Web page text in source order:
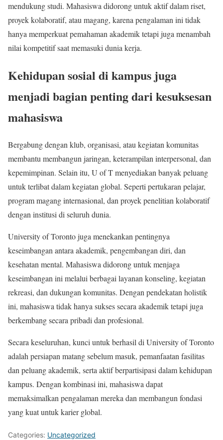
mendukung studi. Mahasiswa didorong untuk aktif dalam riset,
proyek kolaboratif, atau magang, karena pengalaman ini tidak
hanya memperkuat pemahaman akademik tetapi juga menambah
nilai kompetitif saat memasuki dunia kerja.
Kehidupan sosial di kampus juga
menjadi bagian penting dari kesuksesan
mahasiswa
Bergabung dengan klub, organisasi, atau kegiatan komunitas
membantu membangun jaringan, keterampilan interpersonal, dan
kepemimpinan. Selain itu, U of T menyediakan banyak peluang
untuk terlibat dalam kegiatan global. Seperti pertukaran pelajar,
program magang internasional, dan proyek penelitian kolaboratif
dengan institusi di seluruh dunia.
University of Toronto juga menekankan pentingnya
keseimbangan antara akademik, pengembangan diri, dan
kesehatan mental. Mahasiswa didorong untuk menjaga
keseimbangan ini melalui berbagai layanan konseling, kegiatan
rekreasi, dan dukungan komunitas. Dengan pendekatan holistik
ini, mahasiswa tidak hanya sukses secara akademik tetapi juga
berkembang secara pribadi dan profesional.
Secara keseluruhan, kunci untuk berhasil di University of Toronto
adalah persiapan matang sebelum masuk, pemanfaatan fasilitas
dan peluang akademik, serta aktif berpartisipasi dalam kehidupan
kampus. Dengan kombinasi ini, mahasiswa dapat
memaksimalkan pengalaman mereka dan membangun fondasi
yang kuat untuk karier global.
Categories: Uncategorized